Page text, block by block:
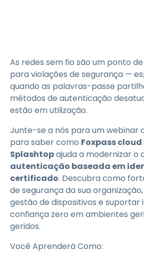
As redes sem fio são um ponto
para violações de segurança —
quando as palavras-passe
métodos de autenticação
estão em utilização.
Junte-se a nós para um webinar
para saber como Foxpass cloud
Splashtopajuda a modernizar o
autenticação baseada em
certificado. Descubra como
de segurança da sua
gestão de dispositivos e suportar
confiança zero em ambientes
geridos.
Você Aprenderá Como: